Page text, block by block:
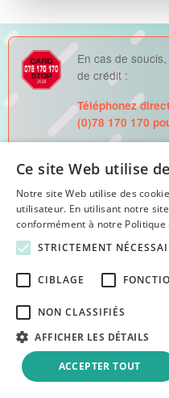
En cas de
de crédit :
Téléphonez
(0)78 170 170
automatiquement
Attention, emprunter de
Toutes les
Beobank
Beobank Visa Classic
Ce site Web utilise
Notre site Web utilise des
utilisateur. En utilisant notre
conformément à notre Politique
STRICTEMENT
CIBLAGE
NON CLASSIFIÉS
AFFICHER LES DÉTAILS
ACCEPTER TOUT